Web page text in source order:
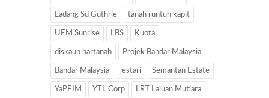
Ladang Sd Guthrie tanah runtuh kapit
UEM Sunrise LBS Kuota
diskaun hartanah Projek Bandar Malaysia
Bandar Malaysia lestari Semantan Estate
YaPEIM YTL Corp LRT Laluan Mutiara